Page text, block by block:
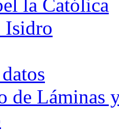
la Católica
Isidro
de Láminas